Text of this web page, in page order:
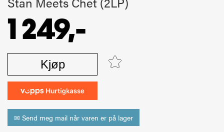
1 249,-
Kjøp
✉ Send meg mail når varen er på lager